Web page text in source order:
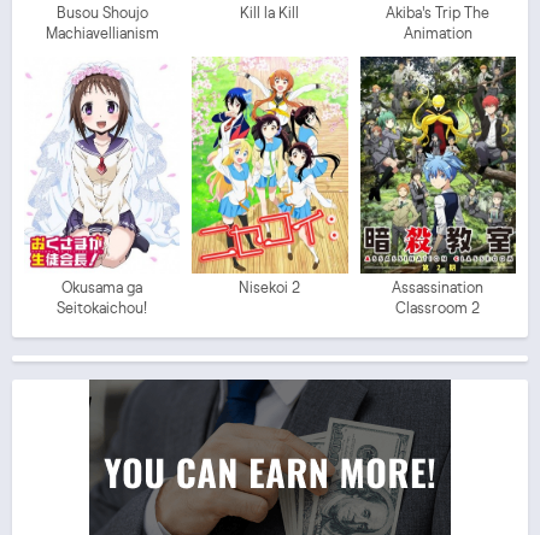
Busou Shoujo
Machiavellianism
Kill la Kill
Akiba's Trip The
Animation
Okusama ga
Seitokaichou!
Nisekoi 2
Assassination
Classroom 2